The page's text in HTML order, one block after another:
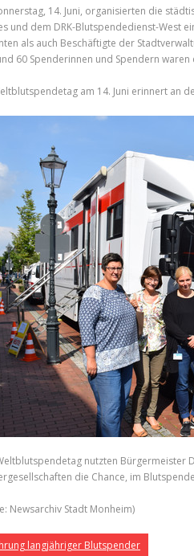
14. Juni, organisierten die
und dem DRK-Blutspendedienst-West
als auch Beschäftigte der
60 Spenderinnen und Spendern
am 14. Juni erinnert an
nutzten Bürgermeister
die Chance, im
Newsarchiv Stadt Monheim)
langjähriger Blutspender